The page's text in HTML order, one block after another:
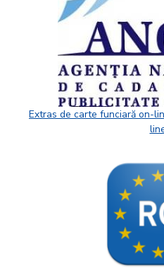
Extras de carte funciară on-